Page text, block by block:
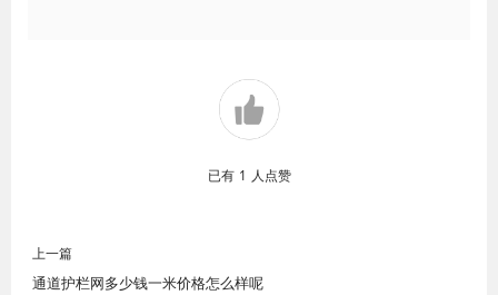
已有 1 人点赞
上一篇
通道护栏网多少钱一米价格怎么样呢